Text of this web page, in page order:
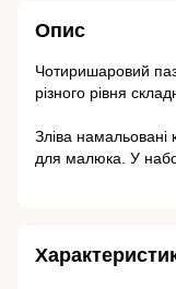
Опис
Чотиришаровий
різного рівня
Зліва намальовані
для малюка. У